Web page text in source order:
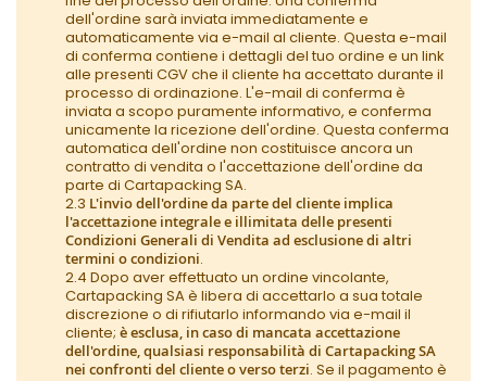
dell'ordine sarà inviata immediatamente e
automaticamente via e-mail al cliente. Questa e-mail
di conferma contiene i dettagli del tuo ordine e un link
alle presenti CGV che il cliente ha accettato durante il
processo di ordinazione. L'e-mail di conferma è
inviata a scopo puramente informativo, e conferma
unicamente la ricezione dell'ordine. Questa conferma
automatica dell'ordine non costituisce ancora un
contratto di vendita o l'accettazione dell'ordine da
parte di Cartapacking SA.
2.3 L'invio dell'ordine da parte del cliente implica
l'accettazione integrale e illimitata delle presenti
Condizioni Generali di Vendita ad esclusione di altri
termini o condizioni.
2.4 Dopo aver effettuato un ordine vincolante,
Cartapacking SA è libera di accettarlo a sua totale
discrezione o di rifiutarlo informando via e-mail il
cliente; è esclusa, in caso di mancata accettazione
dell'ordine, qualsiasi responsabilità di Cartapacking SA
nei confronti del cliente o verso terzi. Se il pagamento è